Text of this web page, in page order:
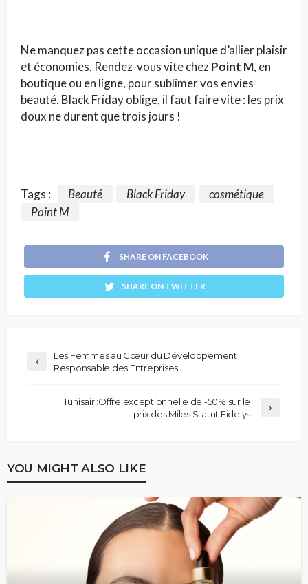
Ne manquez pas cette occasion unique d’allier plaisir
et économies. Rendez-vous vite chezPoint M, en
boutique ou en ligne, pour sublimer vos envies
beauté. Black Friday oblige, il faut faire vite : les prix
doux ne durent que trois jours !
Tags : Beauté Black Friday
cosmétique
Point M
SHARE ON FACEBOOK
SHARE ON TWITTER
Les Femmes au Cœur du Développement
Responsable des Entreprises
Tunisair :Offre exceptionnelle de -50% sur le
prix des Miles Statut Fidelys
YOU MIGHT ALSO LIKE